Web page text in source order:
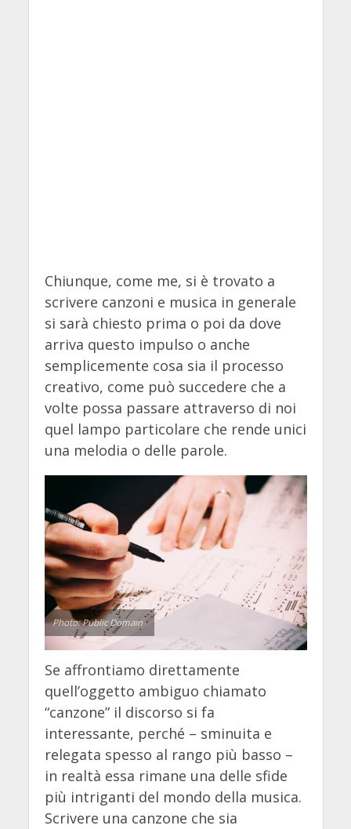
Chiunque, come me, si è trovato a
scrivere canzoni e musica in generale
si sarà chiesto prima o poi da dove
arriva questo impulso o anche
semplicemente cosa sia il processo
creativo, come può succedere che a
volte possa passare attraverso di noi
quel lampo particolare che rende unici
una melodia o delle parole.
Photo: Public Domain
Se affrontiamo direttamente
quell’oggetto ambiguo chiamato
“canzone” il discorso si fa
interessante, perché – sminuita e
relegata spesso al rango più basso –
in realtà essa rimane una delle sfide
più intriganti del mondo della musica.
Scrivere una canzone che sia